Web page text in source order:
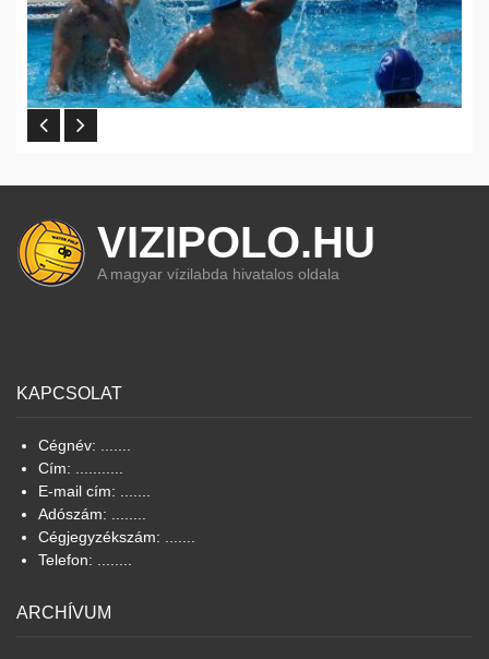
VIZIPOLO.HU
A magyar vízilabda hivatalos oldala
KAPCSOLAT
Cégnév: .......
Cím: ...........
E-mail cím: .......
Adószám: ........
Cégjegyzékszám: .......
Telefon: ........
ARCHÍVUM